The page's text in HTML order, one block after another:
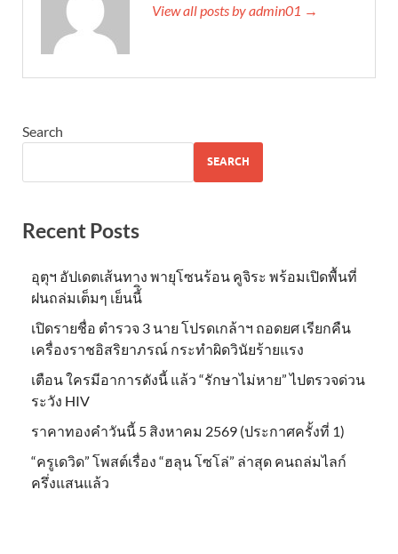
View all posts by admin01 →
Search
SEARCH
Recent Posts
อุตุฯ อัปเดตเส้นทาง พายุโซนร้อน คูจิระ พร้อมเปิดพื้นที่
ฝนถล่มเต็มๆ เย็นนี้ิ
เปิดรายชื่อ ตำรวจ 3 นาย โปรดเกล้าฯ ถอดยศ เรียกคืน
เครื่องราชอิสริยาภรณ์ กระทำผิดวินัยร้ายแรง
เตือน ใครมีอาการดังนี้ แล้ว “รักษาไม่หาย” ไปตรวจด่วน
ระวัง HIV
ราคาทองคำวันนี้ 5 สิงหาคม 2569 (ประกาศครั้งที่ 1)
“ครูเดวิด” โพสต์เรื่อง “ฮลุน โซโล่” ล่าสุด คนถล่มไลก์
ครึ่งแสนแล้ว